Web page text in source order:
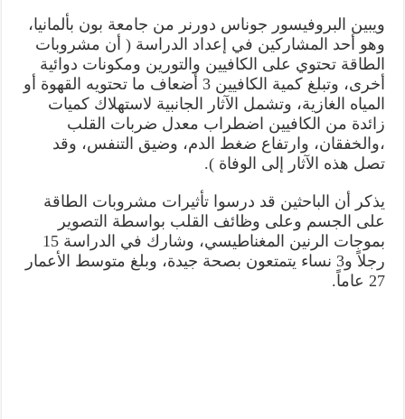
ويبين البروفيسور جوناس دورنر من جامعة بون بألمانيا،
وهو أحد المشاركين في إعداد الدراسة ( أن مشروبات
الطاقة تحتوي على الكافيين والتورين ومكونات دوائية
أخرى، وتبلغ كمية الكافيين 3 أضعاف ما تحتويه القهوة أو
المياه الغازية، وتشمل الآثار الجانبية لاستهلاك كميات
زائدة من الكافيين اضطراب معدل ضربات القلب
،والخفقان، وارتفاع ضغط الدم، وضيق التنفس، وقد
تصل هذه الآثار إلى الوفاة ).
يذكر أن الباحثين قد درسوا تأثيرات مشروبات الطاقة
على الجسم وعلى وظائف القلب بواسطة التصوير
بموجات الرنين المغناطيسي، وشارك في الدراسة 15
رجلاً و3 نساء يتمتعون بصحة جيدة، وبلغ متوسط الأعمار
27 عاماً.